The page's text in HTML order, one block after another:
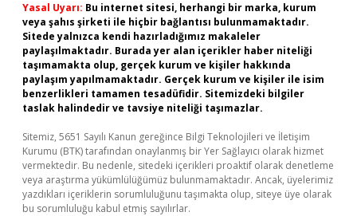
Yasal Uyarı: Bu internet sitesi, herhangi bir marka, kurum
veya şahıs şirketi ile hiçbir bağlantısı bulunmamaktadır.
Sitede yalnızca kendi hazırladığımız makaleler
paylaşılmaktadır. Burada yer alan içerikler haber niteliği
taşımamakta olup, gerçek kurum ve kişiler hakkında
paylaşım yapılmamaktadır. Gerçek kurum ve kişiler ile isim
benzerlikleri tamamen tesadüfidir. Sitemizdeki bilgiler
taslak halindedir ve tavsiye niteliği taşımazlar.
Sitemiz, 5651 Sayılı Kanun gereğince Bilgi Teknolojileri ve İletişim
Kurumu (BTK) tarafından onaylanmış bir Yer Sağlayıcı olarak hizmet
vermektedir. Bu nedenle, sitedeki içerikleri proaktif olarak denetleme
veya araştırma yükümlülüğümüz bulunmamaktadır. Ancak, üyelerimiz
yazdıkları içeriklerin sorumluluğunu taşımakta olup, siteye üye olarak
bu sorumluluğu kabul etmiş sayılırlar.